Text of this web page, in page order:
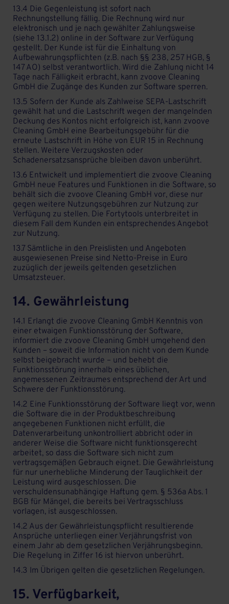
13.4 Die Gegenleistung ist sofort nach
Rechnungstellung fällig. Die Rechnung wird nur
elektronisch und je nach gewählter Zahlungsweise
(siehe 13.1.2) online in der Software zur Verfügung
gestellt. Der Kunde ist für die Einhaltung von
Aufbewahrungspflichten (z.B. nach §§ 238, 257 HGB, §
147 AO) selbst verantwortlich. Wird die Zahlung nicht 14
Tage nach Fälligkeit erbracht, kann zvoove Cleaning
GmbH die Zugänge des Kunden zur Software sperren.
13.5 Sofern der Kunde als Zahlweise SEPA-Lastschrift
gewählt hat und die Lastschrift wegen der mangelnden
Deckung des Kontos nicht erfolgreich ist, kann zvoove
Cleaning GmbH eine Bearbeitungsgebühr für die
erneute Lastschrift in Höhe von EUR 15 in Rechnung
stellen. Weitere Verzugskosten oder
Schadenersatzsansprüche bleiben davon unberührt.
13.6 Entwickelt und implementiert die zvoove Cleaning
GmbH neue Features und Funktionen in die Software, so
behält sich die zvoove Cleaning GmbH vor, diese nur
gegen weitere Nutzungsgebühren zur Nutzung zur
Verfügung zu stellen. Die Fortytools unterbreitet in
diesem Fall dem Kunden ein entsprechendes Angebot
zur Nutzung.
13.7 Sämtliche in den Preislisten und Angeboten
ausgewiesenen Preise sind Netto-Preise in Euro
zuzüglich der jeweils geltenden gesetzlichen
Umsatzsteuer.
14. Gewährleistung
14.1 Erlangt die zvoove Cleaning GmbH Kenntnis von
einer etwaigen Funktionsstörung der Software,
informiert die zvoove Cleaning GmbH umgehend den
Kunden – soweit die Information nicht von dem Kunde
selbst beigebracht wurde – und behebt die
Funktionsstörung innerhalb eines üblichen,
angemessenen Zeitraumes entsprechend der Art und
Schwere der Funktionsstörung.
14.2 Eine Funktionsstörung der Software liegt vor, wenn
die Software die in der Produktbeschreibung
angegebenen Funktionen nicht erfüllt, die
Datenverarbeitung unkontrolliert abbricht oder in
anderer Weise die Software nicht funktionsgerecht
arbeitet, so dass die Software sich nicht zum
vertragsgemäßen Gebrauch eignet. Die Gewährleistung
für nur unerhebliche Minderung der Tauglichkeit der
Leistung wird ausgeschlossen. Die
verschuldensunabhängige Haftung gem. § 536a Abs. 1
BGB für Mängel, die bereits bei Vertragsschluss
vorlagen, ist ausgeschlossen.
14.2 Aus der Gewährleistungspflicht resultierende
Ansprüche unterliegen einer Verjährungsfrist von
einem Jahr ab dem gesetzlichen Verjährungsbeginn.
Die Regelung in Ziffer 16 ist hiervon unberührt.
14.3 Im Übrigen gelten die gesetzlichen Regelungen.
15. Verfügbarkeit,